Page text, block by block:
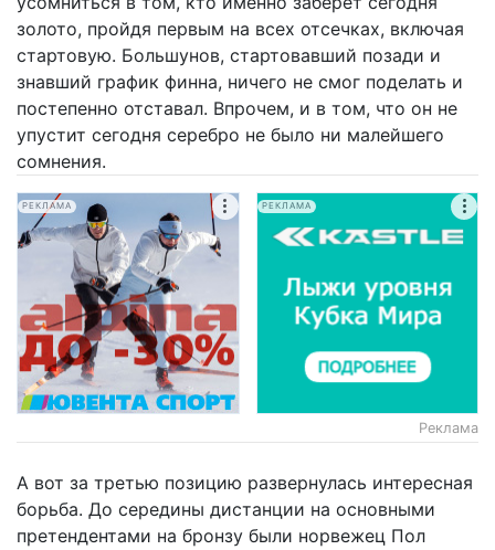
золото, пройдя первым на всех отсечках, включая
стартовую. Большунов, стартовавший позади и
знавший график финна, ничего не смог поделать и
постепенно отставал. Впрочем, и в том, что он не
упустит сегодня серебро не было ни малейшего
сомнения.
РЕКЛАМА РЕКЛАМА
Реклама
А вот за третью позицию развернулась интересная
борьба. До середины дистанции на основными
претендентами на бронзу были норвежец Пол